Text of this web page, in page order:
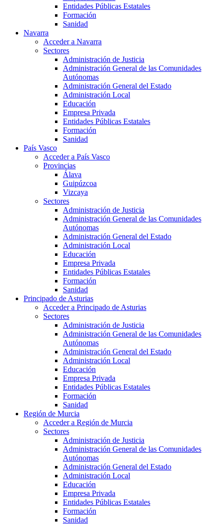
Entidades Públicas Estatales
Formación
Sanidad
Navarra
Acceder a Navarra
Sectores
Administración de Justicia
Administración General de las Comunidades
Autónomas
Administración General del Estado
Administración Local
Educación
Empresa Privada
Entidades Públicas Estatales
Formación
Sanidad
País Vasco
Acceder a País Vasco
Provincias
Álava
Guipúzcoa
Vizcaya
Sectores
Administración de Justicia
Administración General de las Comunidades
Autónomas
Administración General del Estado
Administración Local
Educación
Empresa Privada
Entidades Públicas Estatales
Formación
Sanidad
Principado de Asturias
Acceder a Principado de Asturias
Sectores
Administración de Justicia
Administración General de las Comunidades
Autónomas
Administración General del Estado
Administración Local
Educación
Empresa Privada
Entidades Públicas Estatales
Formación
Sanidad
Región de Murcia
Acceder a Región de Murcia
Sectores
Administración de Justicia
Administración General de las Comunidades
Autónomas
Administración General del Estado
Administración Local
Educación
Empresa Privada
Entidades Públicas Estatales
Formación
Sanidad